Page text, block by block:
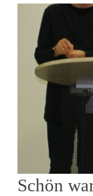
Schön